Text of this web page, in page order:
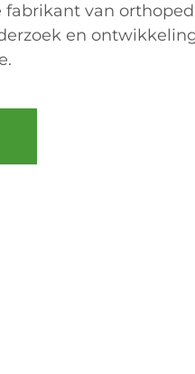
fabrikant van
en